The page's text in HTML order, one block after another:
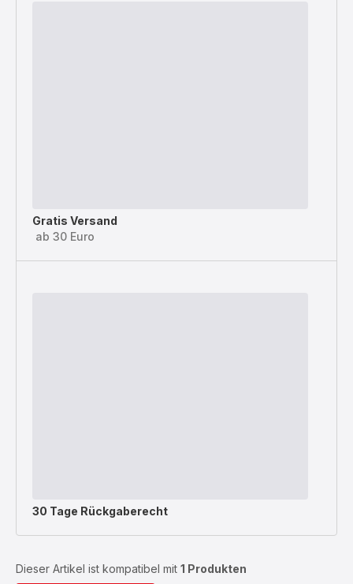
Gratis Versand
ab 30 Euro
30 Tage Rückgaberecht
Dieser Artikel ist kompatibel mit 1 Produkten